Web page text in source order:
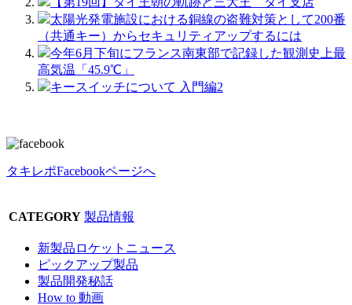
太陽光発電施設における銅線の盗難対策として200番
（共通キー）からセキュリティアップするには
今年6月下旬にフランス南東部で記録した観測史上最
高気温「45.9℃」
キースイッチについて 入門編2
タキレポFacebookページへ
CATEGORY 製品情報
新製品ロケットニュース
ピックアップ製品
製品開発秘話
How to 動画